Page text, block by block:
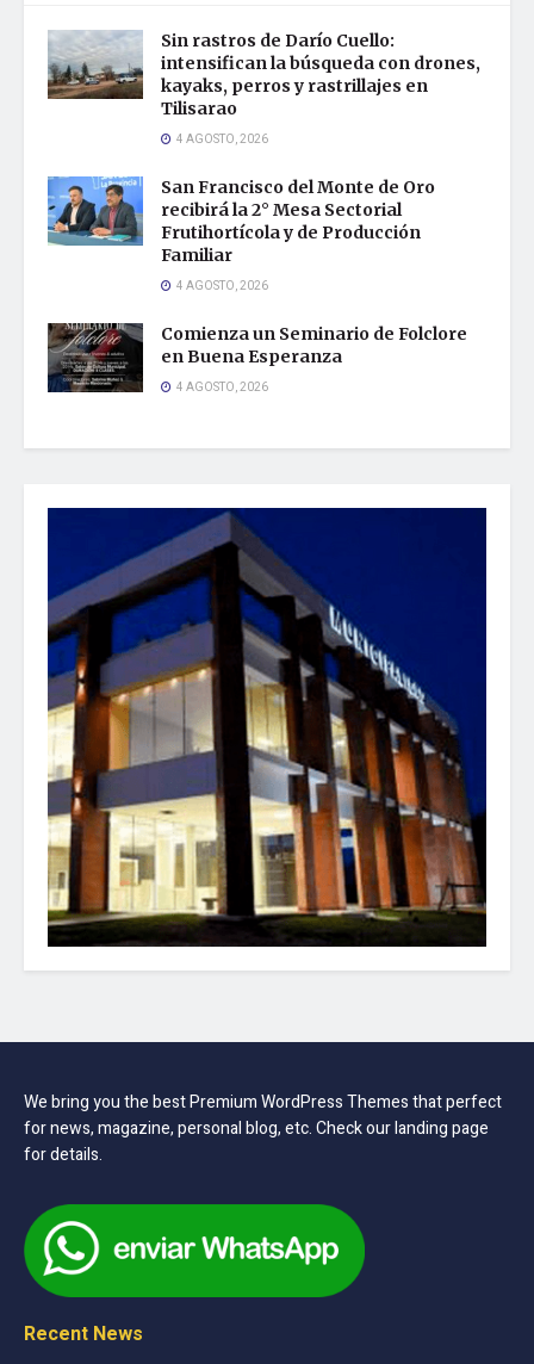
Sin rastros de Darío Cuello:
intensifican la búsqueda con drones,
kayaks, perros y rastrillajes en
Tilisarao
4 AGOSTO, 2026
San Francisco del Monte de Oro
recibirá la 2° Mesa Sectorial
Frutihortícola y de Producción
Familiar
4 AGOSTO, 2026
Comienza un Seminario de Folclore
en Buena Esperanza
4 AGOSTO, 2026
We bring you the best Premium WordPress Themes that perfect
for news, magazine, personal blog, etc. Check our landing page
for details.
Recent News